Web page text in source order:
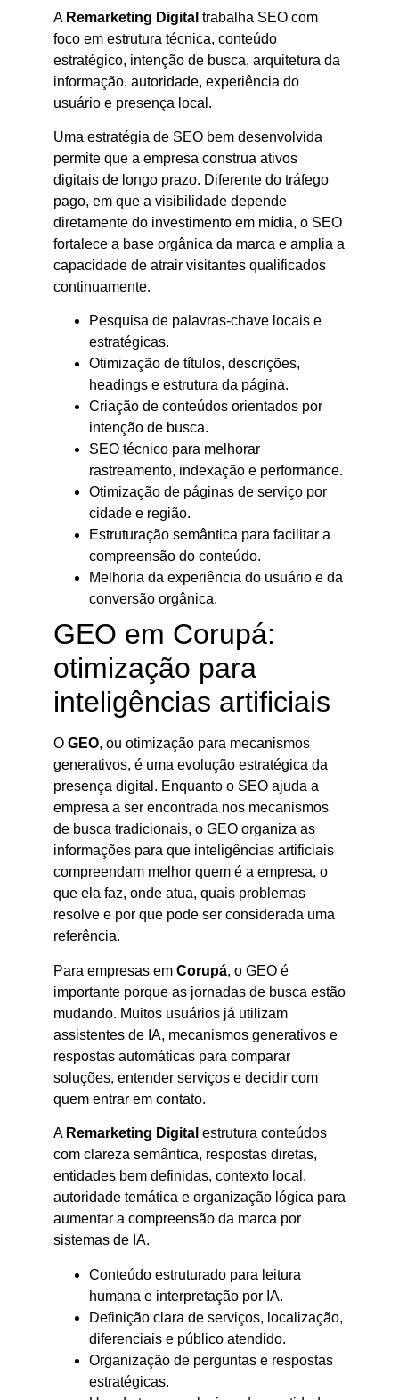
A Remarketing Digital trabalha SEO com
foco em estrutura técnica, conteúdo
estratégico, intenção de busca, arquitetura da
informação, autoridade, experiência do
usuário e presença local.
Uma estratégia de SEO bem desenvolvida
permite que a empresa construa ativos
digitais de longo prazo. Diferente do tráfego
pago, em que a visibilidade depende
diretamente do investimento em mídia, o SEO
fortalece a base orgânica da marca e amplia a
capacidade de atrair visitantes qualificados
continuamente.
Pesquisa de palavras-chave locais e
estratégicas.
Otimização de títulos, descrições,
headings e estrutura da página.
Criação de conteúdos orientados por
intenção de busca.
SEO técnico para melhorar
rastreamento, indexação e performance.
Otimização de páginas de serviço por
cidade e região.
Estruturação semântica para facilitar a
compreensão do conteúdo.
Melhoria da experiência do usuário e da
conversão orgânica.
GEO em Corupá:
otimização para
inteligências artificiais
O GEO, ou otimização para mecanismos
generativos, é uma evolução estratégica da
presença digital. Enquanto o SEO ajuda a
empresa a ser encontrada nos mecanismos
de busca tradicionais, o GEO organiza as
informações para que inteligências artificiais
compreendam melhor quem é a empresa, o
que ela faz, onde atua, quais problemas
resolve e por que pode ser considerada uma
referência.
Para empresas em Corupá, o GEO é
importante porque as jornadas de busca estão
mudando. Muitos usuários já utilizam
assistentes de IA, mecanismos generativos e
respostas automáticas para comparar
soluções, entender serviços e decidir com
quem entrar em contato.
A Remarketing Digital estrutura conteúdos
com clareza semântica, respostas diretas,
entidades bem definidas, contexto local,
autoridade temática e organização lógica para
aumentar a compreensão da marca por
sistemas de IA.
Conteúdo estruturado para leitura
humana e interpretação por IA.
Definição clara de serviços, localização,
diferenciais e público atendido.
Organização de perguntas e respostas
estratégicas.